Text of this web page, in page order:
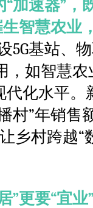
加速器”，
智慧农业
5G基站、
，如智慧
化水平。
村”年销售
乡村跨越
”更要“宜